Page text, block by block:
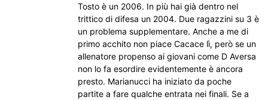
Tosto è un 2006. In più hai già dentro nel
trittico di difesa un 2004. Due ragazzini su 3 è
un problema supplementare. Anche a me di
primo acchito non piace Cacace lì, però se un
allenatore propenso ai giovani come D Aversa
non lo fa esordire evidentemente è ancora
presto. Marianucci ha iniziato da poche
partite a fare qualche entrata nei finali. Se a